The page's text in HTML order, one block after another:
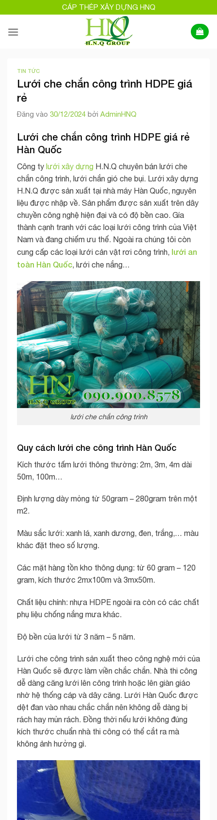
qua
nội
CÁP THÉP XÂY DỰNG HNQ
TIN TỨC
Lưới che chắn công trình HDPE giá
rẻ
Đăng vào 30/12/2024 bởi AdminHNQ
Lưới che chắn công trình HDPE giá rẻ
Hàn Quốc
Công ty lưới xây dựng H.N.Q chuyên bán lưới che
chắn công trình, lưới chắn gió che bụi. Lưới xây dựng
H.N.Q được sản xuất tại nhà máy Hàn Quốc, nguyên
liệu được nhập về. Sản phẩm được sản xuất trên dây
chuyền công nghệ hiện đại và có độ bền cao. Gía
thành cạnh tranh với các loại lưới công trình của Việt
Nam và đang chiếm ưu thế. Ngoài ra chúng tôi còn
cung cấp các loại lưới cản vật rơi công trình, lưới an
toàn Hàn Quốc, lưới che nắng…
lưới che chắn công trình
Quy cách lưới che công trình Hàn Quốc
Kích thước tấm lưới thông thường: 2m, 3m, 4m dài
50m, 100m…
Định lượng dày mỏng từ 50gram – 280gram trên một
m2.
Màu sắc lưới: xanh lá, xanh dương, đen, trắng,… màu
khác đặt theo số lượng.
Các mặt hàng tồn kho thông dụng: từ 60 gram – 120
gram, kích thước 2mx100m và 3mx50m.
Chất liệu chính: nhựa HDPE ngoài ra còn có các chất
phụ liệu chống nắng mưa khác.
Độ bền của lưới từ 3 năm – 5 năm.
Lưới che công trình sản xuất theo công nghệ mới của
Hàn Quốc sẽ được làm viền chắc chắn. Nhà thi công
dễ dàng căng lưới lên công trình hoặc lên giàn giáo
nhờ hệ thống cáp và dây căng. Lưới Hàn Quốc được
dệt đan vào nhau chắc chắn nên không dễ dàng bị
rách hay mủn rách. Đồng thời nếu lưới không đúng
kích thước chuẩn nhà thi công có thể cắt ra mà
không ảnh hưởng gì.